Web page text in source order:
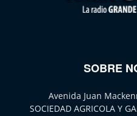
SOBRE
Avenida Juan
SOCIEDAD AGRICOLA Y